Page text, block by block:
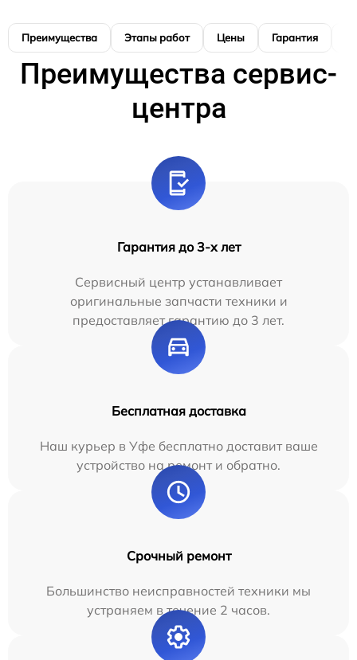
Преимущества Этапы работ Цены Гарантия
Преимущества сервис-
центра
Гарантия до 3-х лет
Сервисный центр устанавливает
оригинальные запчасти техники и
предоставляет гарантию до 3 лет.
Бесплатная доставка
Наш курьер в Уфе бесплатно доставит ваше
устройство на ремонт и обратно.
Срочный ремонт
Большинство неисправностей техники мы
устраняем в течение 2 часов.